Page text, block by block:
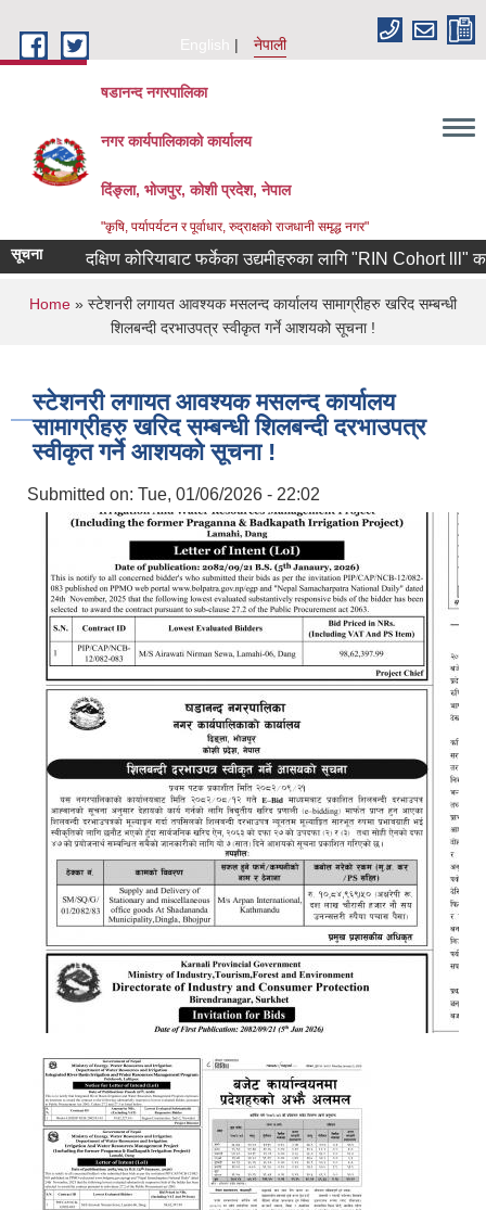
English
नेपाली
षडानन्द नगरपालिका
नगर कार्यपालिकाको कार्यालय
दिंङ्ला, भोजपुर, कोशी प्रदेश, नेपाल
"कृषि, पर्यापर्यटन र पूर्वाधार, रुद्राक्षको राजधानी समृद्ध नगर"
सूचना दक्षिण कोरियाबाट फर्केका उद्यमीहरुका लागि "RIN Cohort lll"
You are here
Home » स्टेशनरी लगायत आवश्यक मसलन्द कार्यालय सामाग्रीहरु खरिद सम्बन्धी
शिलबन्दी दरभाउपत्र स्वीकृत गर्ने आशयको सूचना !
स्टेशनरी लगायत आवश्यक मसलन्द कार्यालय
सामाग्रीहरु खरिद सम्बन्धी शिलबन्दी दरभाउपत्र
स्वीकृत गर्ने आशयको सूचना !
Submitted on: Tue, 01/06/2026 - 22:02